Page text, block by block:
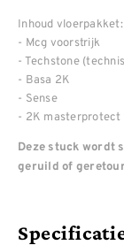
Inhoud vloerpakket:
- Mcg voorstrijk
- Techstone
- Basa 2K
- Sense
- 2K masterprotect
Deze stuck wordt
geruild of